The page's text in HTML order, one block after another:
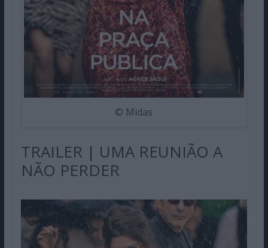
© Midas
TRAILER | UMA REUNIÃO A
NÃO PERDER